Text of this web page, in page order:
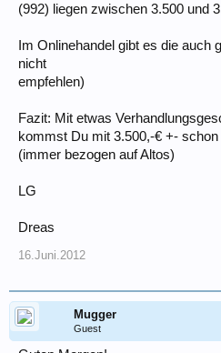
(992) liegen zwischen 3.500 und
Im Onlinehandel gibt es die auch
nicht
empfehlen)
Fazit: Mit etwas
kommst Du mit 3.500,-€ +- schon
(immer bezogen auf Altos)
LG
Dreas
16.Juni.2012
Mugger
Guest